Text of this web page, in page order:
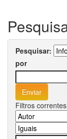
Pesquisar:
por
Filtros